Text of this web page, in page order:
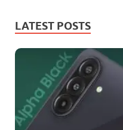
LATEST POSTS